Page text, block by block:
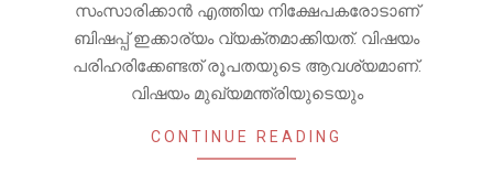
സംസാരിക്കാൻ എത്തിയ നിക്ഷേപകരോടാണ്
ബിഷപ്പ് ഇക്കാര്യം വ്യക്തമാക്കിയത്. വിഷയം
പരിഹരിക്കേണ്ടത് രൂപതയുടെ ആവശ്യമാണ്.
വിഷയം മുഖ്യമന്ത്രിയുടെയും
CONTINUE READING